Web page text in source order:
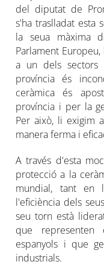
del diputat de
s'ha traslladat esta
la seua màxima
Parlament
a un dels sectors
província és
ceràmica és
província i per la
Per això, li exigim
manera ferma i
A través d'esta
protecció a la
mundial, tant en
l'eficiència dels
seu torn està
que
espanyols i que
industrials.